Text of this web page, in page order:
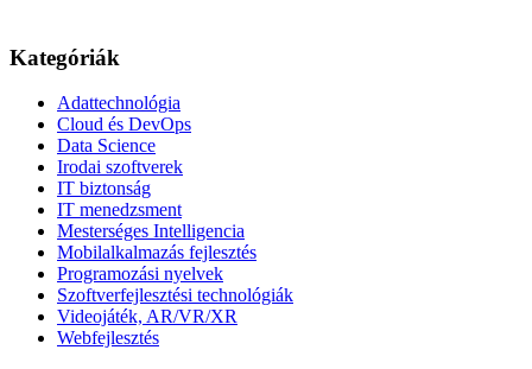
Kategóriák
Adattechnológia
Cloud és DevOps
Data Science
Irodai szoftverek
IT biztonság
IT menedzsment
Mesterséges Intelligencia
Mobilalkalmazás fejlesztés
Programozási nyelvek
Szoftverfejlesztési technológiák
Videojáték, AR/VR/XR
Webfejlesztés